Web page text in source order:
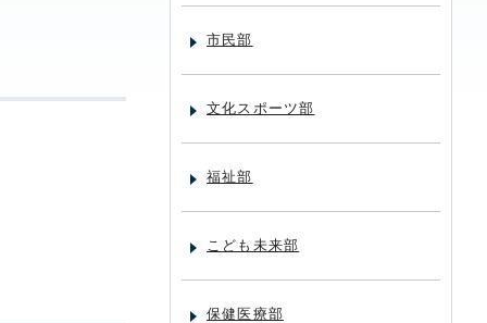
市民部
文化スポーツ部
福祉部
こども未来部
保健医療部